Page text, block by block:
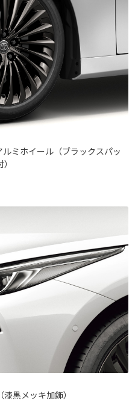
ミホイール（ブラックスパッ
黒メッキ加飾）